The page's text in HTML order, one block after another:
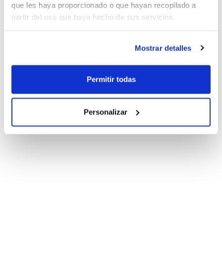
que les haya proporcionado o que hayan recopilado a
partir del uso que haya hecho de sus servicios.
Mostrar detalles
Permitir todas
Personalizar